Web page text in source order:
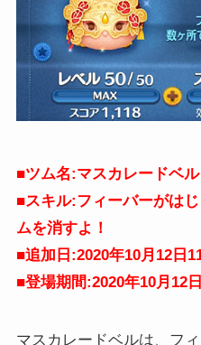
■ツム名:マスカレードベル
■スキル:フィーバーがは
ムを消すよ！
■追加日:2020年10月12日
■登場期間:2020年10月12
マスカレードベルは、フ